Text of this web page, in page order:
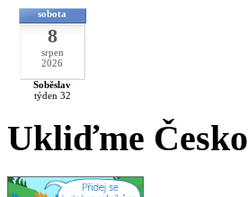
sobota
8
srpen
2026
Soběslav
týden 32
Ukliďme Česko